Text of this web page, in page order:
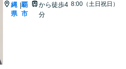
縄
県
|覇
市
から徒歩4
分
8:00（土日祝日）